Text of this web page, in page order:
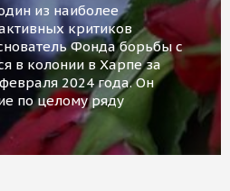
из наиболее
критиков
Фонда борьбы с
в колонии в Харпе за
2024 года. Он
по целому ряду